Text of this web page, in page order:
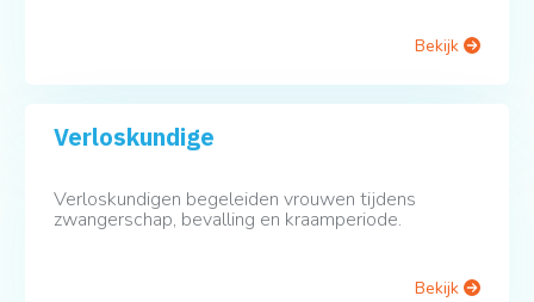
Bekijk
Verloskundige
Verloskundigen begeleiden vrouwen tijdens
zwangerschap, bevalling en kraamperiode.
Bekijk